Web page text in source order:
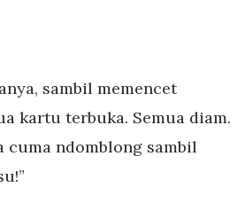
sambil memencet
kartu terbuka. Semua diam.
cuma ndomblong sambil